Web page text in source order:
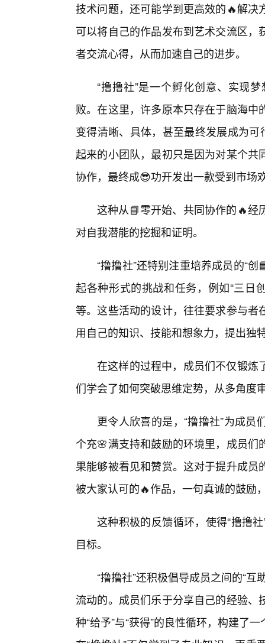
技术问题，还可能学到更高效的🔥解
可以将自己的作品发布到艺术交流区
者交流心得，从而加速自己的进步。
“撸撸社”是一个孵化创意、实现
败。在这里，许多原本只存在于脑海
变得清晰、具体，甚至最终发展成为
起来的小团队，最初只是因为对某个
协作，最终成😎功开发出一款受到市场
这种从📘零开始、共同协作的🔥经
对自我潜能的挖掘和证明。
“撸撸社”还特别注重培养成员的“
起各种形式的挑战和任务，例如“三日
等。这些活动的设计，往往要求参与
用自己的知识、技能和想象力，提出独
在这样的过程中，成员们不仅锻炼
们学会了如何突破思维定势，从多角度
更令人欣喜的是，“撸撸社”为成
个充🌸满支持和鼓励的环境里，成员
果能够被看见和赞赏。这对于提升成
被大家认可的🔥作品，一句真诚的鼓励
这种积极的反馈循环，使得“撸撸
目标。
“撸撸社”还积极倡导成员之间的“
流动的。成员们乐于分享自己的经验
种“给予”与“获得”的良性循环，构建了